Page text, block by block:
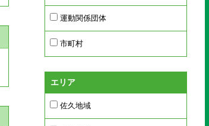
運動関係団体
市町村
エリア
佐久地域